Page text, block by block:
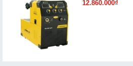
12.860.000₫